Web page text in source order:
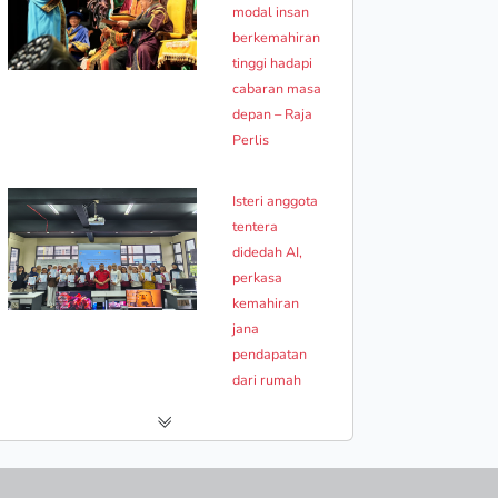
modal insan
berkemahiran
tinggi hadapi
cabaran masa
depan – Raja
Perlis
Isteri anggota
tentera
didedah AI,
perkasa
kemahiran
jana
pendapatan
dari rumah